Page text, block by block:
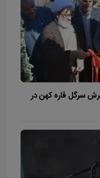
سرگل قاره کهن در